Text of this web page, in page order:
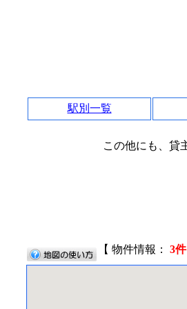
駅別一覧
この他にも、貸
【 物件情報： 3件